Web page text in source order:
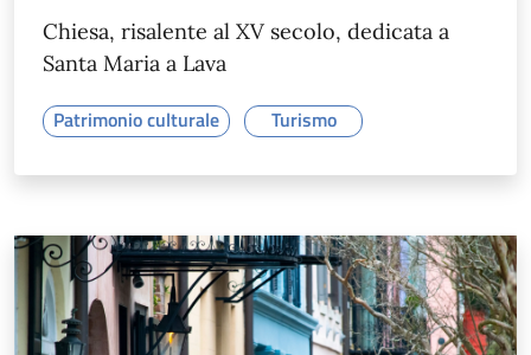
Chiesa, risalente al XV secolo, dedicata a
Santa Maria a Lava
Patrimonio culturale Turismo